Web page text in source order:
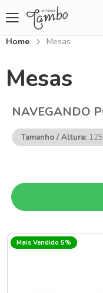
Home Mesas
Mesas
Mais Vendido 5%
NAVEGANDO
Tamanho / Altura